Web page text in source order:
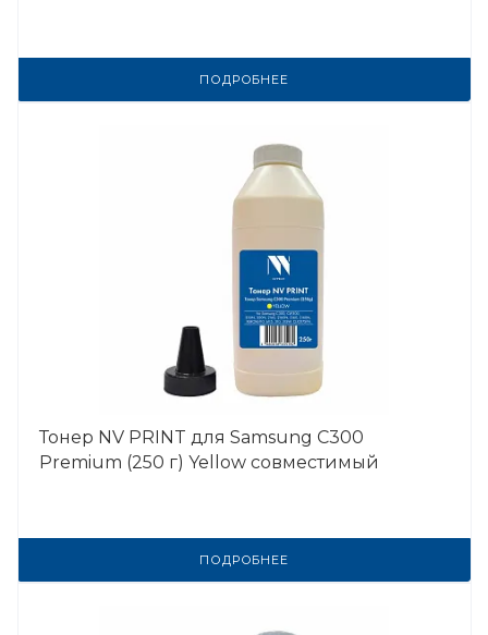
ПОДРОБНЕЕ
Тонер NV PRINT для Samsung C300
Premium (250 г) Yellow совместимый
ПОДРОБНЕЕ